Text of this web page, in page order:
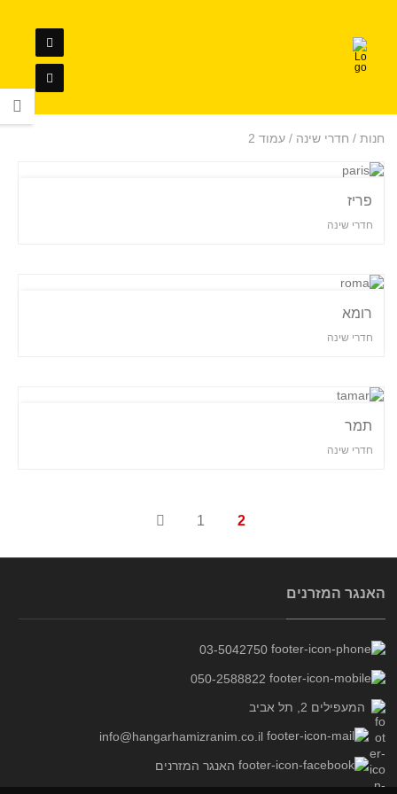
חנות / חדרי שינה / עמוד 2
פריז
חדרי שינה
רומא
חדרי שינה
תמר
חדרי שינה
1 2
האנגר המזרנים
המעפילים 2, תל אביב
האנגר המזרנים